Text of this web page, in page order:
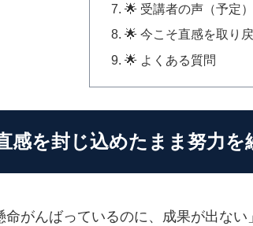
🌟 受講者の声（予定）
🌟 今こそ直感を取り
🌟 よくある質問
感を封じ込めたまま努力を
命がんばっているのに、成果が出ない」